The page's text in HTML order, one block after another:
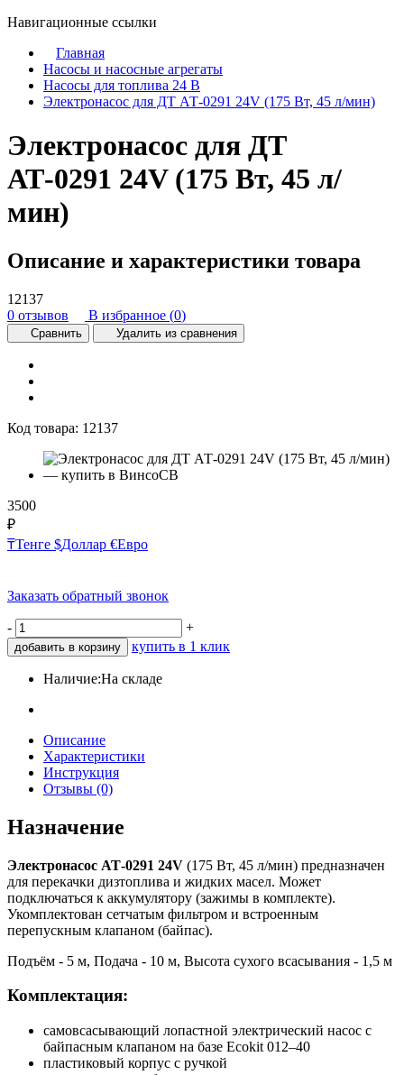
Навигационные ссылки
Главная
Насосы и насосные агрегаты
Насосы для топлива 24 В
Электронасос для ДТ АТ-0291 24V (175 Вт, 45 л/мин)
Электронасос для ДТ
АТ-0291 24V (175 Вт, 45 л/
мин)
Описание и характеристики товара
12137
0 отзывов
В избранное (0)
Сравнить Удалить из сравнения
Код товара: 12137
3500
₽
₸Тенге $Доллар €Евро
Заказать обратный звонок
- +
добавить в корзину купить в 1 клик
Наличие:На складе
Описание
Характеристики
Инструкция
Отзывы (0)
Назначение
Электронасос АТ-0291 24V (175 Вт, 45 л/мин) предназначен
для перекачки дизтоплива и жидких масел. Может
подключаться к аккумулятору (зажимы в комплекте).
Укомплектован сетчатым фильтром и встроенным
перепускным клапаном (байпас).
Подъём - 5 м, Подача - 10 м, Высота сухого всасывания - 1,5 м
Комплектация:
самовсасывающий лопастной электрический насос с
байпасным клапаном на базе Ecokit 012–40
пластиковый корпус с ручкой